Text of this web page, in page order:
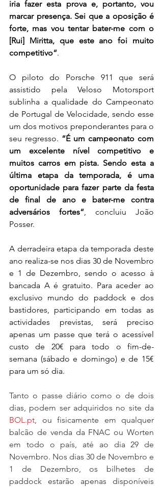
iria fazer esta prova e, portanto, vou
marcar presença. Sei que a oposição é
forte, mas vou tentar bater-me com o
[Rui] Miritta, que este ano foi muito
competitivo“.
O piloto do Porsche 911 que será
assistido pela Veloso Motorsport
sublinha a qualidade do Campeonato
de Portugal de Velocidade, sendo esse
um dos motivos preponderantes para o
seu regresso. “É um campeonato com
um excelente nível competitivo e
muitos carros em pista. Sendo esta a
última etapa da temporada, é uma
oportunidade para fazer parte da festa
de final de ano e bater-me contra
adversários fortes“, concluiu João
Posser.
A derradeira etapa da temporada deste
ano realiza-se nos dias 30 de Novembro
e 1 de Dezembro, sendo o acesso à
bancada A é gratuito. Para aceder ao
exclusivo mundo do paddock e dos
bastidores, participando em todas as
actividades previstas, será preciso
apenas um passe que terá o acessível
custo de 20€ para todo o fim-de-
semana (sábado e domingo) e de 15€
para um só dia.
Tanto o passe diário como o de dois
BOL.pt, ou fisicamente em qualquer
balcão de venda da FNAC ou Worten
em todo o país, até ao dia 29 de
Novembro. Nos dias 30 de Novembro e
1 de Dezembro, os bilhetes de
paddock estarão apenas disponíveis